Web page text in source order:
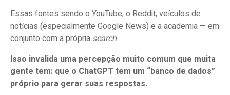
Essas fontes sendo o YouTube, o Reddit, veículos de
notícias (especialmente Google News) e a academia — em
conjunto com a própria search.
Isso invalida uma percepção muito comum que muita
gente tem: que o ChatGPT tem um “banco de dados”
próprio para gerar suas respostas.